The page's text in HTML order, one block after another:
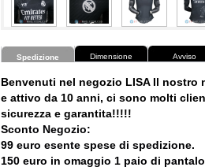
Spedizione Dimensione Avviso
Benvenuti nel negozio LISA Il nostro
e attivo da 10 anni, ci sono molti
sicurezza e garantita!!!!!
Sconto Negozio:
99 euro esente spese di spedizione.
150 euro in omaggio 1 paio di